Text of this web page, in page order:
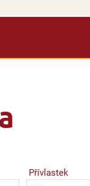
Přívlastek